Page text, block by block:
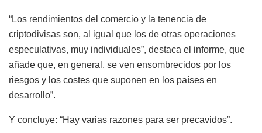
“Los rendimientos del comercio y la tenencia de
criptodivisas son, al igual que los de otras operaciones
especulativas, muy individuales”, destaca el informe, que
añade que, en general, se ven ensombrecidos por los
riesgos y los costes que suponen en los países en
desarrollo”.
Y concluye: “Hay varias razones para ser precavidos”.